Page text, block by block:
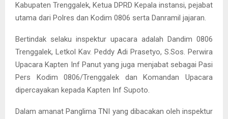
Kabupaten Trenggalek, Ketua DPRD Kepala instansi, pejabat
utama dari Polres dan Kodim 0806 serta Danramil jajaran.
Bertindak selaku inspektur upacara adalah Dandim 0806
Trenggalek, Letkol Kav. Peddy Adi Prasetyo, S.Sos. Perwira
Upacara Kapten Inf Panut yang juga menjabat sebagai Pasi
Pers Kodim 0806/Trenggalek dan Komandan Upacara
dipercayakan kepada Kapten Inf Supoto.
Dalam amanat Panglima TNI yang dibacakan oleh inspektur